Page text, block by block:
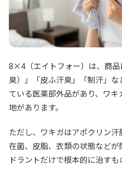
8×4（エイトフォー）は、商
臭）」「皮ふ汗臭」「制汗」
ている医薬部外品があり、ワ
地があります。
ただし、ワキガはアポクリン
在菌、皮脂、衣類の状態など
ドラントだけで根本的に治すも